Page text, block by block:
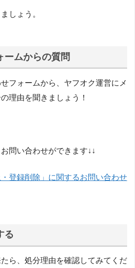
しょう。
ームからの質問
フォームから、ヤフオク運営にメ
理由を聞きましょう！
問い合わせができます↓↓
・登録削除」に関するお問い合わせ
る
ら、処分理由を確認してみてくだ